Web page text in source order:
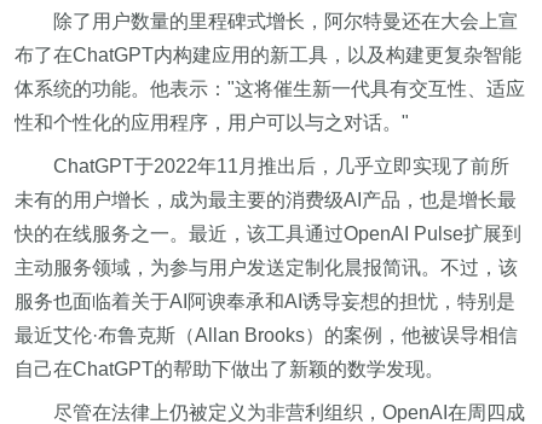
除了用户数量的里程碑式增长，阿尔特曼还在大会上宣
布了在ChatGPT内构建应用的新工具，以及构建更复杂智能
体系统的功能。他表示："这将催生新一代具有交互性、适应
性和个性化的应用程序，用户可以与之对话。"
ChatGPT于2022年11月推出后，几乎立即实现了前所
未有的用户增长，成为最主要的消费级AI产品，也是增长最
快的在线服务之一。最近，该工具通过OpenAI Pulse扩展到
主动服务领域，为参与用户发送定制化晨报简讯。不过，该
服务也面临着关于AI阿谀奉承和AI诱导妄想的担忧，特别是
最近艾伦·布鲁克斯（Allan Brooks）的案例，他被误导相信
自己在ChatGPT的帮助下做出了新颖的数学发现。
尽管在法律上仍被定义为非营利组织，OpenAI在周四成